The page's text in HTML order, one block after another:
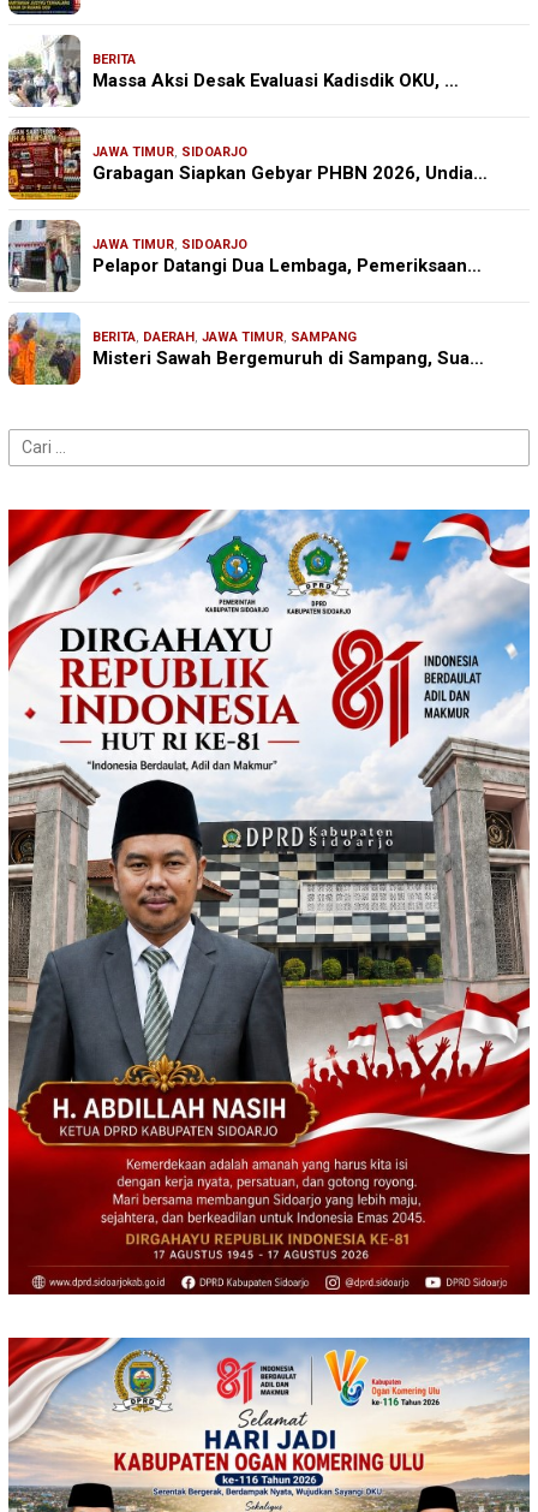
BERITA
Massa Aksi Desak Evaluasi Kadisdik OKU, …
JAWA TIMUR, SIDOARJO
Grabagan Siapkan Gebyar PHBN 2026, Undia…
JAWA TIMUR, SIDOARJO
Pelapor Datangi Dua Lembaga, Pemeriksaan…
BERITA, DAERAH, JAWA TIMUR, SAMPANG
Misteri Sawah Bergemuruh di Sampang, Sua…
Cari
untuk: